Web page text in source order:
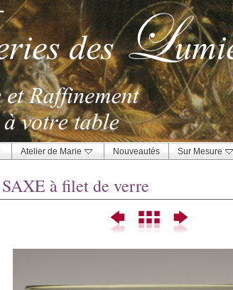
Atelier de Marie Nouveautés Sur Mesure
à filet de verre